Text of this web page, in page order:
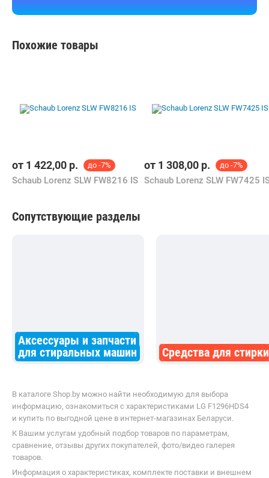
Похожие товары
от 1 422,00 р. до -7%
Schaub Lorenz SLW FW8216 IS
от 1 308,00 р. до -7%
Schaub Lorenz SLW FW7425
Сопутствующие разделы
Аксессуары и запчасти
для стиральных машин
Средства для стирки
В каталоге Shop.by можно найти необходимую для выбора
информацию, ознакомиться с характеристиками LG F1296HDS4
и купить по выгодной цене в интернет-магазинах Беларуси.
К Вашим услугам удобный подбор товаров по параметрам,
сравнение, отзывы других покупателей, фото/видео галерея
товаров.
Информация о характеристиках, комплекте поставки и внешнем